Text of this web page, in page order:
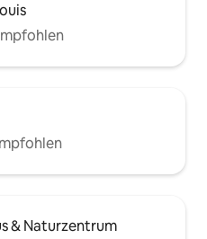
& Naturzentrum